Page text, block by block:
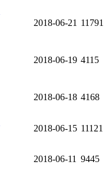
2018-06-21 11791
2018-06-19 4115
2018-06-18 4168
2018-06-15 11121
2018-06-11 9445